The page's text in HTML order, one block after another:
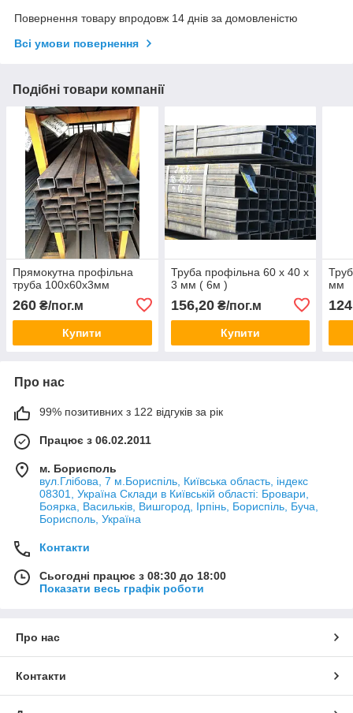
Повернення товару впродовж 14 днів за домовленістю
Всі умови повернення
Подібні товари компанії
Прямокутна профільна
труба 100х60х3мм
260 ₴/пог.м
Купити
Труба профільна 60 х 40 х
3 мм ( 6м )
156,20₴/пог.м
Купити
мм
Про нас
99% позитивних з 122 відгуків за рік
Працює з 06.02.2011
м. Борисполь
вул.Глібова, 7 м.Бориспіль, Київська область, індекс
08301, Україна Склади в Київській області: Бровари,
Боярка, Васильків, Вишгород, Ірпінь, Бориспіль, Буча,
Борисполь, Україна
Контакти
Сьогодні працює з 08:30 до 18:00
Показати весь графік роботи
Про нас
Контакти